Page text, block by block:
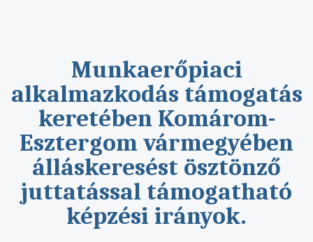
Munkaerőpiaci
alkalmazkodás támogatás
keretében Komárom-
Esztergom vármegyében
álláskeresést ösztönző
juttatással támogatható
képzési irányok.